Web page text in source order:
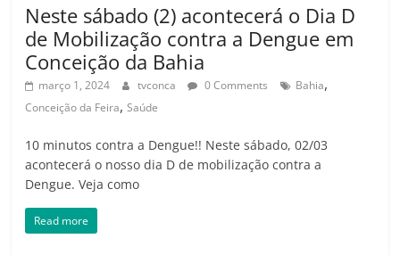
Neste sábado (2) acontecerá o Dia D
de Mobilização contra a Dengue em
Conceição da Bahia
março 1, 2024 tvconca 0 Comments Bahia,
Conceição da Feira,Saúde
10 minutos contra a Dengue!! Neste sábado, 02/03
acontecerá o nosso dia D de mobilização contra a
Dengue. Veja como
Read more